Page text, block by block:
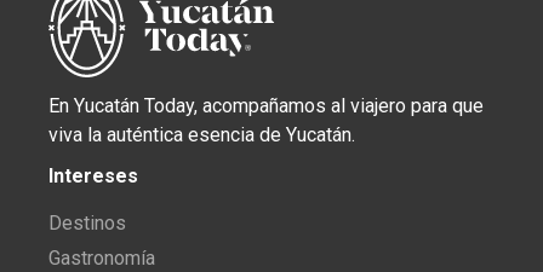
En Yucatán Today, acompañamos al viajero para que
viva la auténtica esencia de Yucatán.
Intereses
Destinos
Gastronomía